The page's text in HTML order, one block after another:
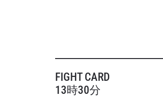
FIGHT CARD
13時30分